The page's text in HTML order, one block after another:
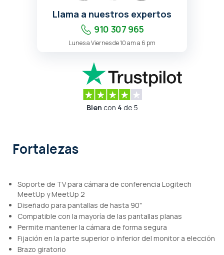
Llama a nuestros expertos
910 307 965
Lunes a Viernes de 10 am a 6 pm
Bien con 4 de 5
Fortalezas
Soporte de TV para cámara de conferencia Logitech
MeetUp y MeetUp 2
Diseñado para pantallas de hasta 90"
Compatible con la mayoría de las pantallas planas
Permite mantener la cámara de forma segura
Fijación en la parte superior o inferior del monitor a elección
Brazo giratorio